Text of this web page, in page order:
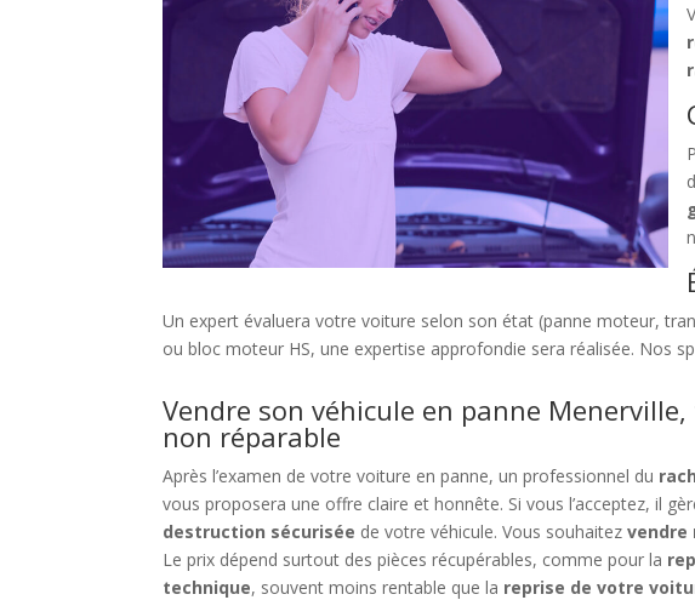
Un expert évaluera votre voiture selon son état (panne moteur,
ou bloc moteur HS, une expertise approfondie sera réalisée. Nos
Vendre son véhicule en panne
non réparable
Après l’examen de votre voiture en panne, un professionnel du
vous proposera une offre claire et honnête. Si vous l’acceptez, il
destruction sécurisée de votre véhicule. Vous souhaitezvendre
Le prix dépend surtout des pièces récupérables, comme pour la
technique, souvent moins rentable que la reprise de votre